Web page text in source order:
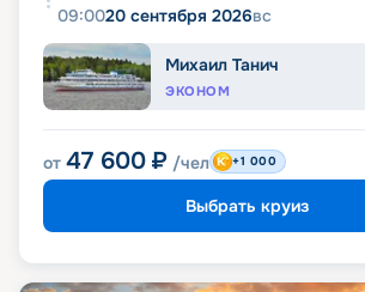
09:0020 сентября 2026вс
Михаил Танич
ЭКОНОМ
от 47 600 ₽ /чел +1 000
Выбрать круиз